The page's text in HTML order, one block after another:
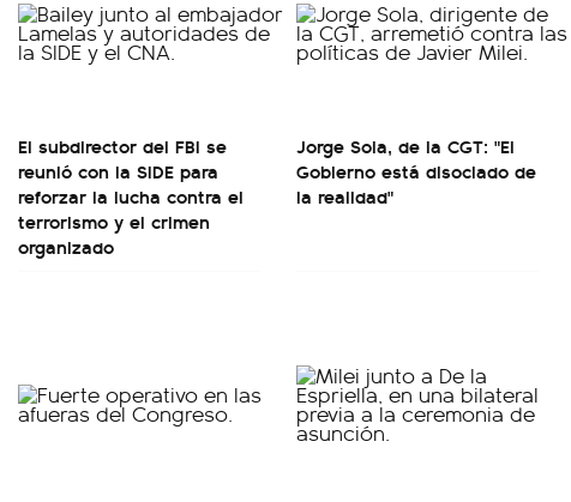
El subdirector del FBI se
reunió con la SIDE para
reforzar la lucha contra el
terrorismo y el crimen
organizado
Jorge Sola, de la CGT: "El
Gobierno está disociado de
la realidad"